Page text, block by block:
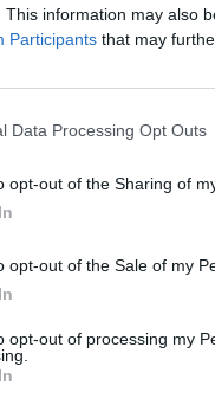
This information may also
Participants that may
Data Processing Opt Outs
opt-out of the Sharing of
opt-out of the Sale of my
opt-out of processing my
rovinietă!
hoţii sunt
le-au fost furate
o plângere.
acum, pe
benzinarie Mol,